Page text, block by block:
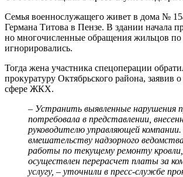
Семья военнослужащего живет в дома №
Германа Титова в Пензе. В здании начала
но многочисленные обращения жильцов по
игнорировались.
Тогда жена участника спецоперации
прокуратуру Октябрьского района, заявив
сфере ЖКХ.
– Устранить выявленные нарушения
потребовала в представлении,
руководителю управляющей компании.
вмешательству надзорного
работы по текущему ремонту кровли,
осуществлен перерасчет платы за
услугу, – уточнили в пресс-службе